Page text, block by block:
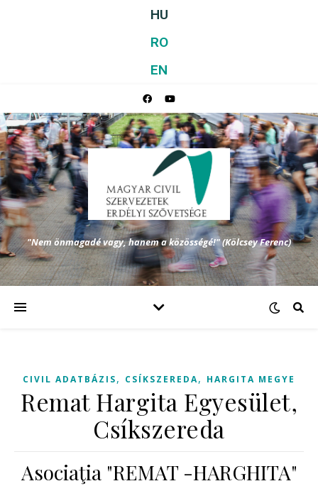
HU
RO
EN
"Nem önmagadé vagy, hanem a közösségé!" (Kölcsey Ferenc)
CIVIL ADATBÁZIS, CSÍKSZEREDA, HARGITA MEGYE
Remat Hargita Egyesület,
Csíkszereda
Asociaţia "REMAT -HARGHITA"